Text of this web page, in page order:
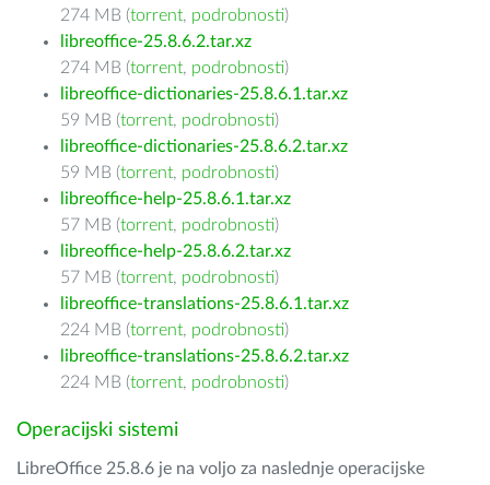
274 MB (torrent, podrobnosti)
libreoffice-25.8.6.2.tar.xz
274 MB (torrent, podrobnosti)
libreoffice-dictionaries-25.8.6.1.tar.xz
59 MB (torrent, podrobnosti)
libreoffice-dictionaries-25.8.6.2.tar.xz
59 MB (torrent, podrobnosti)
libreoffice-help-25.8.6.1.tar.xz
57 MB (torrent, podrobnosti)
libreoffice-help-25.8.6.2.tar.xz
57 MB (torrent, podrobnosti)
libreoffice-translations-25.8.6.1.tar.xz
224 MB (torrent, podrobnosti)
libreoffice-translations-25.8.6.2.tar.xz
224 MB (torrent, podrobnosti)
Operacijski sistemi
LibreOffice 25.8.6 je na voljo za naslednje operacijske